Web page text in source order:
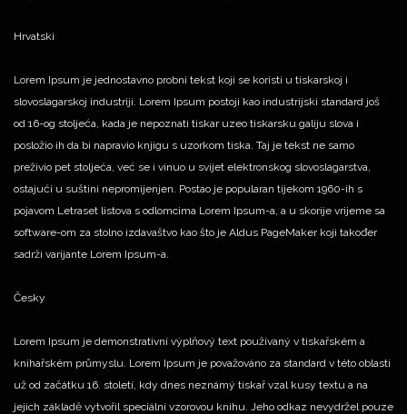
Hrvatski
Lorem Ipsum je jednostavno probni tekst koji se koristi u tiskarskoj i
slovoslagarskoj industriji. Lorem Ipsum postoji kao industrijski standard još
od 16-og stoljeća, kada je nepoznati tiskar uzeo tiskarsku galiju slova i
posložio ih da bi napravio knjigu s uzorkom tiska. Taj je tekst ne samo
preživio pet stoljeća, već se i vinuo u svijet elektronskog slovoslagarstva,
ostajući u suštini nepromijenjen. Postao je popularan tijekom 1960-ih s
pojavom Letraset listova s odlomcima Lorem Ipsum-a, a u skorije vrijeme sa
software-om za stolno izdavaštvo kao što je Aldus PageMaker koji također
sadrži varijante Lorem Ipsum-a.
Česky
Lorem Ipsum je demonstrativní výplňový text používaný v tiskařském a
knihařském průmyslu. Lorem Ipsum je považováno za standard v této oblasti
už od začátku 16. století, kdy dnes neznámý tiskař vzal kusy textu a na
jejich základě vytvořil speciální vzorovou knihu. Jeho odkaz nevydržel pouze